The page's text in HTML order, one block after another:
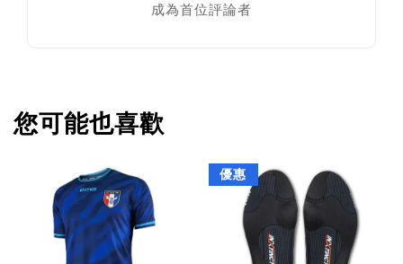
成為首位評論者
您可能也喜歡
優惠